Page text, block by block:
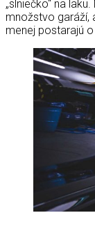
„slniečko“ na
množstvo garáží,
menej postarajú